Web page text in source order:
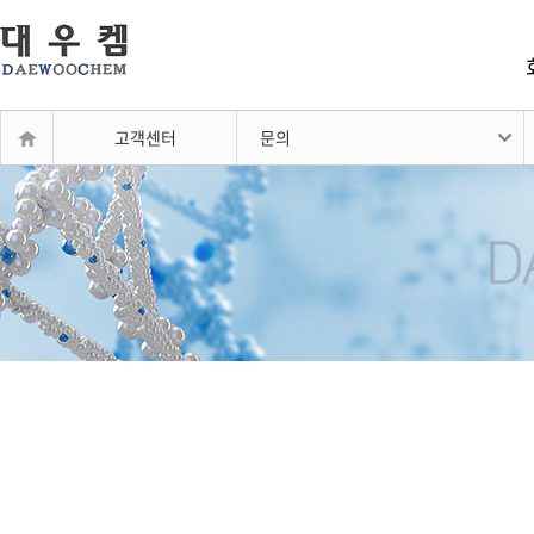
고객센터 문의